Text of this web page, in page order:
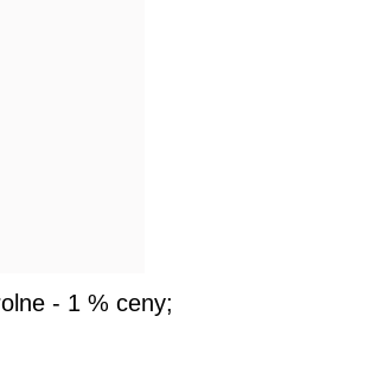
- 1 % ceny;